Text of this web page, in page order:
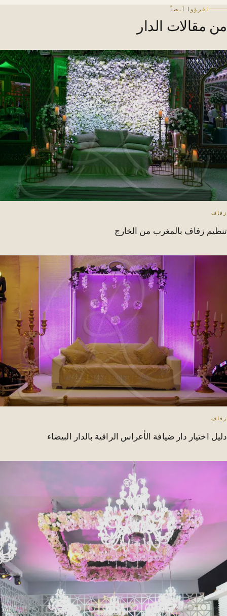
اقرؤوا أيضاً
من مقالات الدار
زفاف
تنظيم زفاف بالمغرب من الخارج
زفاف
دليل اختيار دار ضيافة الأعراس الراقية بالدار البيضاء